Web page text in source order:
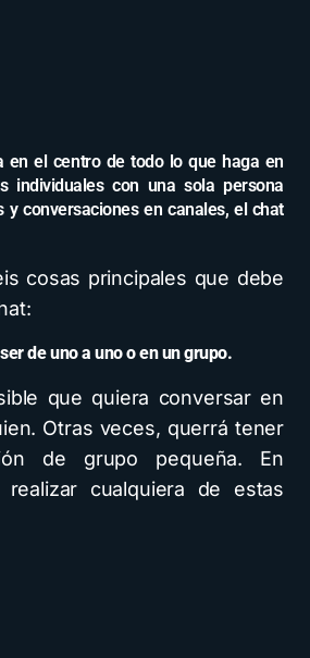
en el centro de todo lo que haga en
individuales con una sola persona
y conversaciones en canales, el chat
cosas principales que debe
de uno a uno o en un grupo.
que quiera conversar en
Otras veces, querrá tener
de grupo pequeña. En
cualquiera de estas